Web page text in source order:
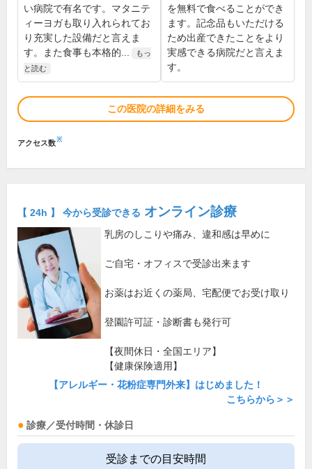
い病院で有名です。マタニテ
ィーヨガも取り入れられてお
り充実した設備だと言えま
す。また食事も本格的...
もっ
と読む
を無料で食べることができ
ます。記念品もいただける
ため出産できたことをより
実感できる病院だと言えま
す。
この医院の詳細をみる
アクセス数※
【 24h 】 今から受診できる オンライン診療
乳房のしこりや痛み、違和感は早めに
ご自宅・オフィスで受診出来ます
お薬はお近くの薬局、宅配便でお受け取り
登園許可証・診断書も発行可
【夜間休日・全国エリア】
【健康保険適用】
【アレルギー・花粉症専門外来】はじめました！
こちらから＞＞
診療／受付時間・休診日
受診までの目安時間